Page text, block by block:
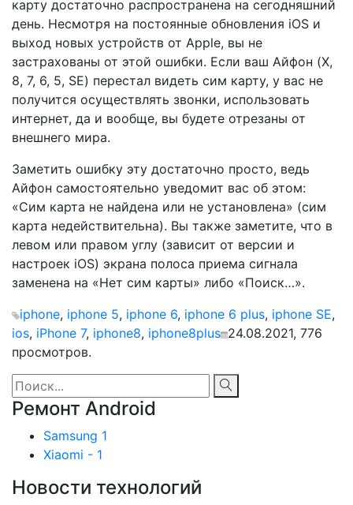
карту достаточно распространена на сегодняшний
день. Несмотря на постоянные обновления iOS и
выход новых устройств от Apple, вы не
застрахованы от этой ошибки. Если ваш Айфон (X,
8, 7, 6, 5, SE) перестал видеть сим карту, у вас не
получится осуществлять звонки, использовать
интернет, да и вообще, вы будете отрезаны от
внешнего мира.
Заметить ошибку эту достаточно просто, ведь
Айфон самостоятельно уведомит вас об этом:
«Сим карта не найдена или не установлена» (сим
карта недействительна). Вы также заметите, что в
левом или правом углу (зависит от версии и
настроек iOS) экрана полоса приема сигнала
заменена на «Нет сим карты» либо «Поиск…».
iphone, iphone 5, iphone 6, iphone 6 plus, iphone SE,
ios, iPhone 7, iphone8, iphone8plus 24.08.2021, 776
просмотров.
Ремонт Android
Samsung 1
Xiaomi - 1
Новости технологий